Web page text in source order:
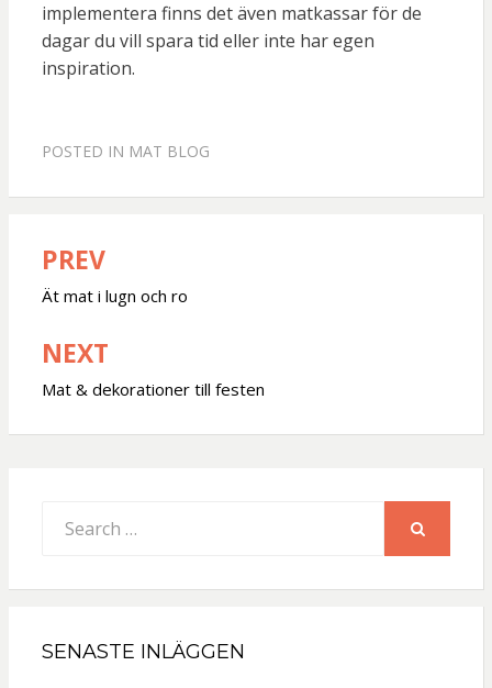
implementera finns det även matkassar för de
dagar du vill spara tid eller inte har egen
inspiration.
POSTED IN MAT BLOG
Inläggsnavigering
PREV
Ät mat i lugn och ro
NEXT
Mat & dekorationer till festen
for:
SENASTE INLÄGGEN